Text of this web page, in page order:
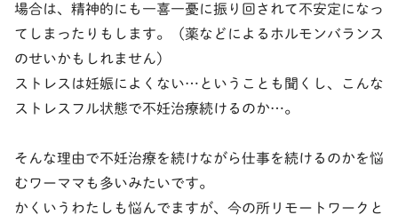
場合は、精神的にも一喜一憂に振り回されて不安定になっ
てしまったりもします。（薬などによるホルモンバランス
のせいかもしれません）
ストレスは妊娠によくない…ということも聞くし、こんな
ストレスフル状態で不妊治療続けるのか…。
そんな理由で不妊治療を続けながら仕事を続けるのかを悩
むワーママも多いみたいです。
かくいうわたしも悩んでますが、今の所リモートワークと